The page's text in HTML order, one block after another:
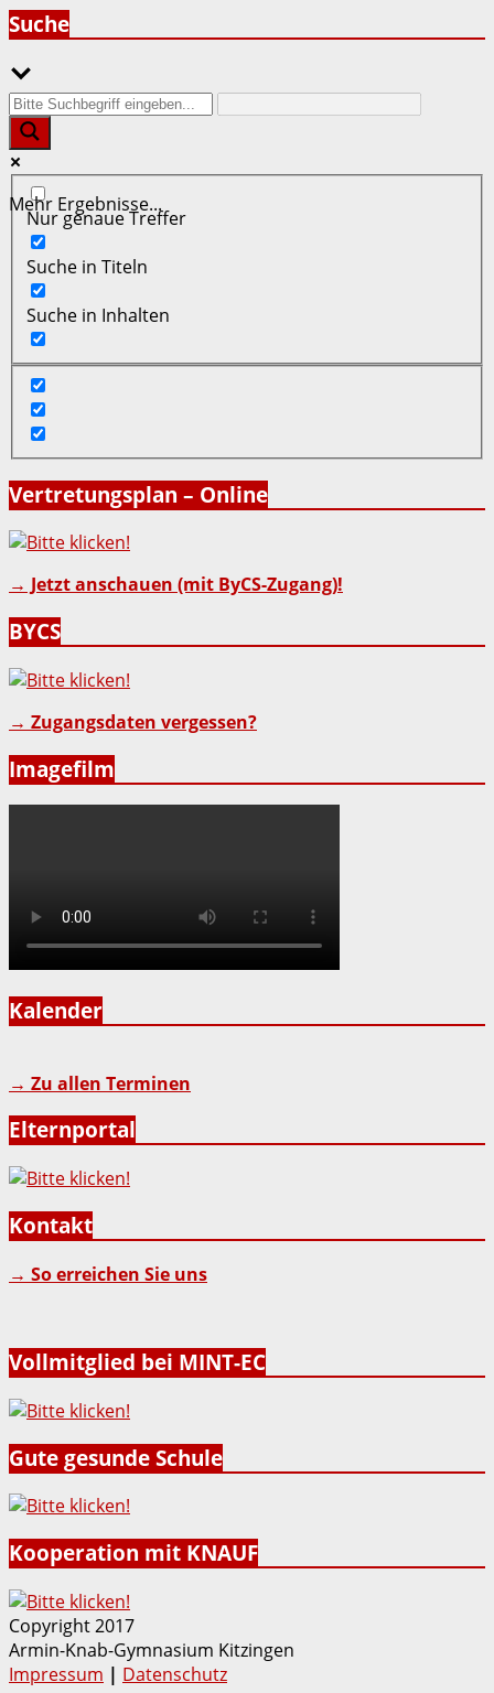
der
Suche
Mehr Ergebnisse...
Nur genaue Treffer
Suche in Titeln
Suche in Inhalten
Vertretungsplan – Online
→ Jetzt anschauen (mit ByCS-Zugang)!
BYCS
→ Zugangsdaten vergessen?
Imagefilm
Kalender
→ Zu allen Terminen
Elternportal
Kontakt
→ So erreichen Sie uns
Vollmitglied bei MINT-EC
Gute gesunde Schule
Kooperation mit KNAUF
Copyright 2017
Armin-Knab-Gymnasium Kitzingen
Impressum | Datenschutz